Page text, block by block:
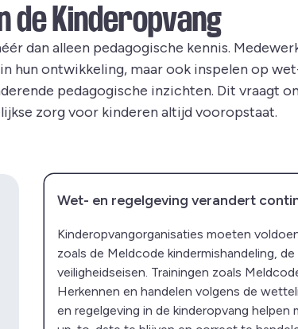
de Kinderopvang
dan alleen pedagogische kennis.
hun ontwikkeling, maar ook inspelen op
pedagogische inzichten. Dit vraagt
zorg voor kinderen altijd vooropstaat.
Wet- en regelgeving verandert
Kinderopvangorganisaties moeten
zoals de Meldcode kindermishandeling,
veiligheidseisen. Trainingen zoals
Herkennen en handelen volgens de
en regelgeving in de kinderopvang helpen